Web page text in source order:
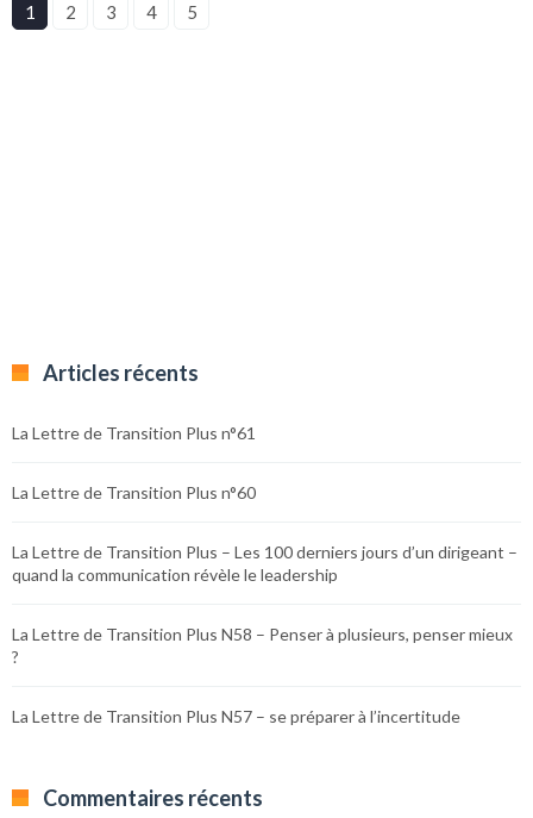
1 2 3 4 5
Articles récents
La Lettre de Transition Plus n°61
La Lettre de Transition Plus n°60
La Lettre de Transition Plus – Les 100 derniers jours d’un dirigeant –
quand la communication révèle le leadership
La Lettre de Transition Plus N58 – Penser à plusieurs, penser mieux
?
La Lettre de Transition Plus N57 – se préparer à l’incertitude
Commentaires récents